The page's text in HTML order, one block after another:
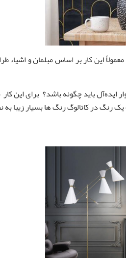
این کار بر اساس مبلمان و
باید چگونه باشد؟ برای این کار
در کاتالوگ رنگ ها بسیار زیبا به